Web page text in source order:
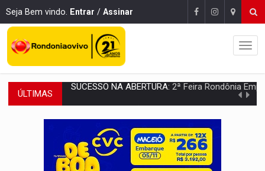
Seja Bem vindo. Entrar / Assinar
ÚLTIMAS Secretário da Seinfra de Porto Velho pede
SAÚDE INDÍGENA:Pirahã terão consultas e exames especializados durante
ECONOMIA:Dia dos pais deve movimentar R$ 8,5 bilhões e RO
DIA DOS PAIS: Bailarina da Praça organiza celebração gratuita